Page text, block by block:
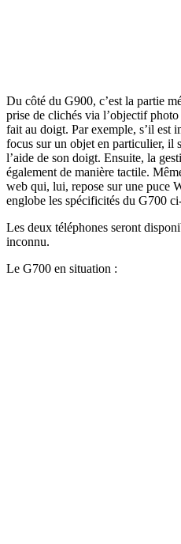
Du côté du G900, c’est la partie
prise de clichés via l’objectif
fait au doigt. Par exemple, s’il est
focus sur un objet en particulier, il
l’aide de son doigt. Ensuite, la
également de manière tactile.
web qui, lui, repose sur une puce
englobe les spécificités du G700
Les deux téléphones seront
inconnu.
Le G700 en situation :